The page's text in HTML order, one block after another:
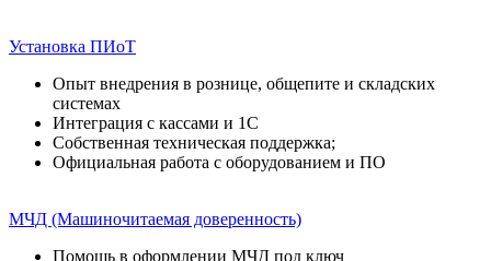
Установка ПИоТ
Опыт внедрения в рознице, общепите и складских
системах
Интеграция с кассами и 1С
Собственная техническая поддержка;
Официальная работа с оборудованием и ПО
МЧД (Машиночитаемая доверенность)
Помощь в оформлении МЧД под ключ